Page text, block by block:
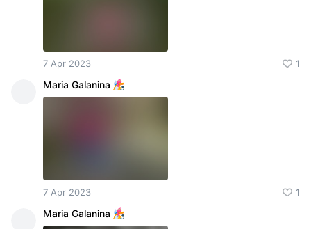
7 Apr 2023 1
Maria Galanina
7 Apr 2023 1
Maria Galanina